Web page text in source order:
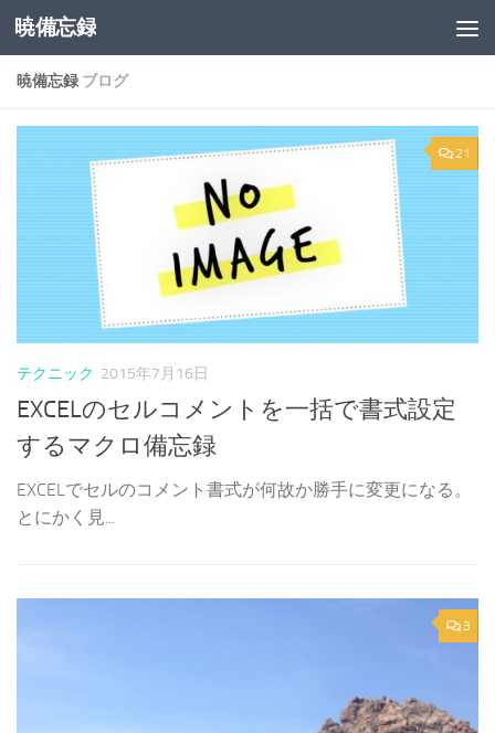
コンテンツへスキップ
暁備忘録
暁備忘録 ブログ
21
テクニック 2015年7月16日
EXCELのセルコメントを一括で書式設定
するマクロ備忘録
EXCELでセルのコメント書式が何故か勝手に変更になる。
とにかく見...
3